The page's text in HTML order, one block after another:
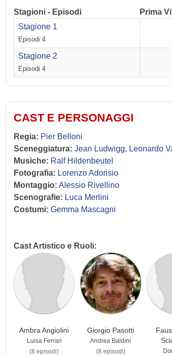
Stagioni - Episodi Prima
Stagione 1
Episodi 4
Stagione 2
Episodi 4
CAST E PERSONAGGI
Regia: Pier Belloni
Sceneggiatura: Jean Ludwigg, Leonardo
Musiche: Ralf Hildenbeutel
Fotografia: Lorenzo Adorisio
Montaggio: Alessio Rivellino
Scenografie: Luca Merlini
Costumi: Gemma Mascagni
Cast Artistico e Ruoli:
Ambra Angiolini
Luisa Ferrari
(8 episodi)
Giorgio Pasotti
Andrea Baldini
(8 episodi)